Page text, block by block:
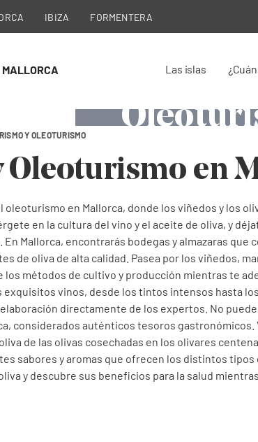
IBIZA FORMENTERA
MALLORCA Las islas
Viñas sobre bancales en la
y
Olivos de la Serra de
y
Cata de vinos en
y
Bodegas y barricas
y
Racimo de uva callet en
y
Recolección de
Y OLEOTURISMO
en
en Mallorca, donde los viñedos y los
en la cultura del vino y el aceite de oliva, y
Mallorca, encontrarás bodegas y almazaras que
de oliva de alta calidad. Pasea por los viñedos,
métodos de cultivo y producción mientras te
exquisitos vinos, desde los tintos intensos hasta
directamente de los expertos. No
considerados auténticos tesoros gastronómicos.
de las olivas cosechadas en los olivares
sabores y aromas que ofrecen los distintos tipos
y descubre sus beneficios para la salud